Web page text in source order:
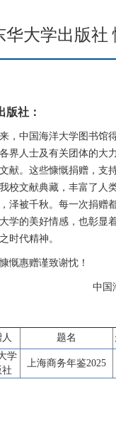
华大学出版社
版社：
，中国海洋大学图书馆
界人士及有关团体的大
献。这些慷慨捐赠，支
校文献典藏，丰富了人
泽被千秋。每一次捐赠
学的美好情感，也彰显
时代精神。
慨惠赠谨致谢忱！
中国
题名
学
社
上海商务年鉴2025